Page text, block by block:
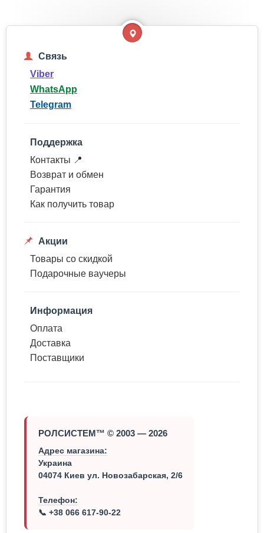
Связь
Viber
WhatsApp
Telegram
Поддержка
Контакты 📍
Возврат и обмен
Гарантия
Как получить товар
Акции
Товары со скидкой
Подарочные ваучеры
Информация
Оплата
Доставка
Поставщики
РОЛСИСТЕМ™ © 2003 — 2026
Адрес магазина:
Украина
04074 Киев ул. Новозабарская, 2/6
Телефон:
📞 +38 066 617-90-22